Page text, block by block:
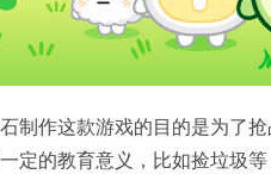
制作这款游戏的目的是为了
定的教育意义，比如捡垃圾